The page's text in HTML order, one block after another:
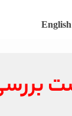
English